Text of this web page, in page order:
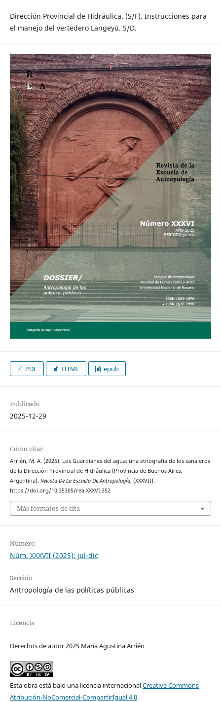
Dirección Provincial de Hidráulica. (S/F). Instrucciones para
el manejo del vertedero Langeyú. S/D.
PDF HTML epub
Publicado
2025-12-29
Cómo citar
Arrién, M. A. (2025). Los Guardianes del agua: una etnografía de los canaleros
de la Dirección Provincial de Hidráulica (Provincia de Buenos Aires,
Argentina). Revista De La Escuela De Antropología, (XXXVII).
https://doi.org/10.35305/rea.XXXVI.352
Más formatos de cita
Número
Núm. XXXVII (2025): jul-dic
Sección
Antropología de las políticas públicas
Licencia
Derechos de autor 2025 María Agustina Arrién
Esta obra está bajo una licencia internacionalCreative Commons
Atribución-NoComercial-CompartirIgual 4.0.